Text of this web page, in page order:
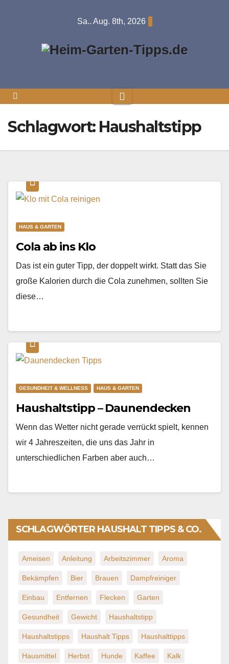
Sa.. Aug. 8th, 2026
Schlagwort: Haushaltstipp
HAUS & GARTEN
Cola ab ins Klo
Das ist ein guter Tipp, der doppelt wirkt. Statt das Sie
große Kalorien durch die Cola zunehmen, sollten Sie
diese…
GESUNDHEIT & WELLNESS HAUS & GARTEN
Haushaltstipp – Daunendecken
Wenn das Wetter nicht gerade verrückt spielt, kennen
wir 4 Jahreszeiten, die uns das Jahr in
unterschiedlichen Farben aber auch…
SCHLAGWÖRTER HAUSHALT TIPPS & CO.
Ameisen Anleitung Arbeitszimmer Aroma
Bekämpfen Bier Brauen Dampfreiniger
Einbau Entfernen Flecken Garten
Gesundheit Gewicht Haushaltstipp
Haushaltstipps Haushalt Tipps Haushalttipps
Hausmittel Herbst Hunde Kaffee Kalk